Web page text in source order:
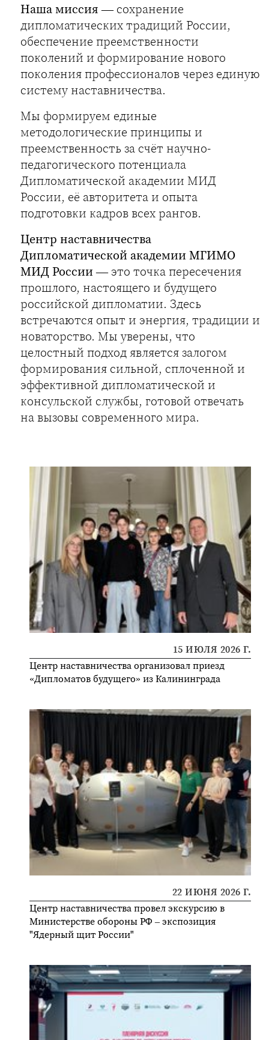
Наша миссия— сохранение
дипломатических традиций России,
обеспечение преемственности
поколений и формирование нового
поколения профессионалов через единую
систему наставничества.
Мы формируем единые
методологические принципы и
преемственность за счёт научно-
педагогического потенциала
Дипломатической академии МИД
России, её авторитета и опыта
подготовки кадров всех рангов.
Центр наставничества
Дипломатической академии МГИМО
МИД России— это точка пересечения
прошлого, настоящего и будущего
российской дипломатии. Здесь
встречаются опыт и энергия, традиции и
новаторство. Мы уверены, что
целостный подход является залогом
формирования сильной, сплоченной и
эффективной дипломатической и
консульской службы, готовой отвечать
на вызовы современного мира.
15 ИЮЛЯ 2026 Г.
Центр наставничества организовал приезд
«Дипломатов будущего» из Калининграда
22 ИЮНЯ 2026 Г.
Центр наставничества провел экскурсию в
Министерстве обороны РФ – экспозиция
"Ядерный щит России"